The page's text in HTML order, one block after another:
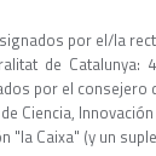
por el/la
de
por el consejero
Ciencia,
"la Caixa" (y un